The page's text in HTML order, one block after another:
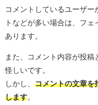
コメントしているユーザ
トなどが多い場合は、フ
あります。
また、コメント内容が投
怪しいです。
しかし、 コメントの文章を
します